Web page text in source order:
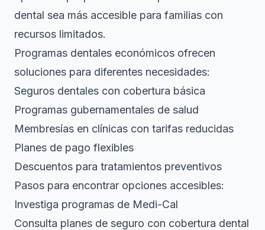
dental sea más accesible para familias con
recursos limitados.
Programas dentales económicos ofrecen
soluciones para diferentes necesidades:
Seguros dentales con cobertura básica
Programas gubernamentales de salud
Membresías en clínicas con tarifas reducidas
Planes de pago flexibles
Descuentos para tratamientos preventivos
Pasos para encontrar opciones accesibles:
Investiga programas de Medi-Cal
Consulta planes de seguro con cobertura dental